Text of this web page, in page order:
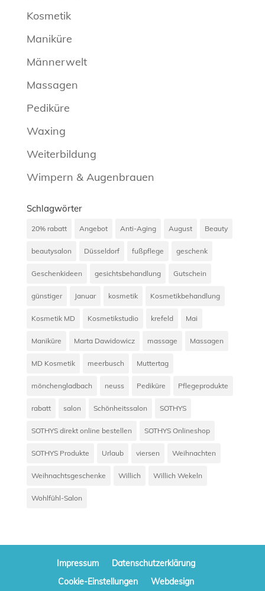
Kosmetik
Maniküre
Männerwelt
Massagen
Pediküre
Waxing
Weiterbildung
Wimpern & Augenbrauen
Schlagwörter
20% rabatt Angebot Anti-Aging August Beauty
beautysalon Düsseldorf fußpflege geschenk
Geschenkideen gesichtsbehandlung Gutschein
günstiger Januar kosmetik Kosmetikbehandlung
Kosmetik MD Kosmetikstudio krefeld Mai
Maniküre Marta Dawidowicz massage Massagen
MD Kosmetik meerbusch Muttertag
mönchengladbach neuss Pediküre Pflegeprodukte
rabatt salon Schönheitssalon SOTHYS
SOTHYS direkt online bestellen SOTHYS Onlineshop
SOTHYS Produkte Urlaub viersen Weihnachten
Weihnachtsgeschenke Willich Willich Wekeln
Wohlfühl-Salon
Impressum
Datenschutzerklärung
Cookie-Einstellungen
Webdesign